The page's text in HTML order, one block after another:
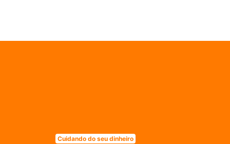
Cuidando do seu dinheiro